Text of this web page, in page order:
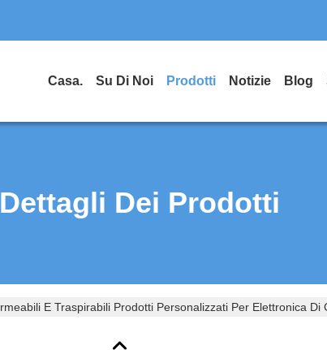
Casa. Su Di Noi Prodotti Notizie Blog
Dettagli Dei Prodotti
E Traspirabili Prodotti Personalizzati Per Elettronica